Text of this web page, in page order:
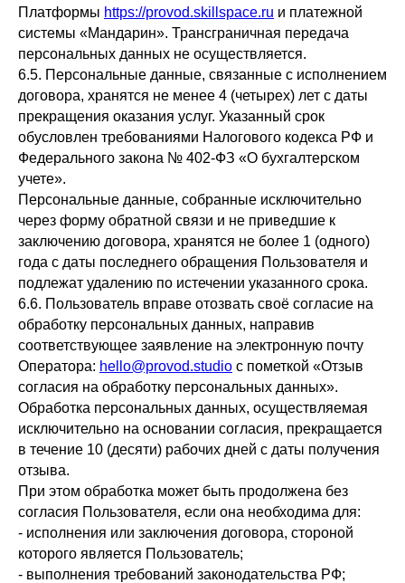
Платформы https://provod.skillspace.ru и платежной
системы «Мандарин». Трансграничная передача
персональных данных не осуществляется.
6.5. Персональные данные, связанные с исполнением
договора, хранятся не менее 4 (четырех) лет с даты
прекращения оказания услуг. Указанный срок
обусловлен требованиями Налогового кодекса РФ и
Федерального закона № 402-ФЗ «О бухгалтерском
учете».
Персональные данные, собранные исключительно
через форму обратной связи и не приведшие к
заключению договора, хранятся не более 1 (одного)
года с даты последнего обращения Пользователя и
подлежат удалению по истечении указанного срока.
6.6. Пользователь вправе отозвать своё согласие на
обработку персональных данных, направив
соответствующее заявление на электронную почту
Оператора: hello@provod.studio с пометкой «Отзыв
согласия на обработку персональных данных».
Обработка персональных данных, осуществляемая
исключительно на основании согласия, прекращается
в течение 10 (десяти) рабочих дней с даты получения
отзыва.
При этом обработка может быть продолжена без
согласия Пользователя, если она необходима для:
- исполнения или заключения договора, стороной
которого является Пользователь;
- выполнения требований законодательства РФ;